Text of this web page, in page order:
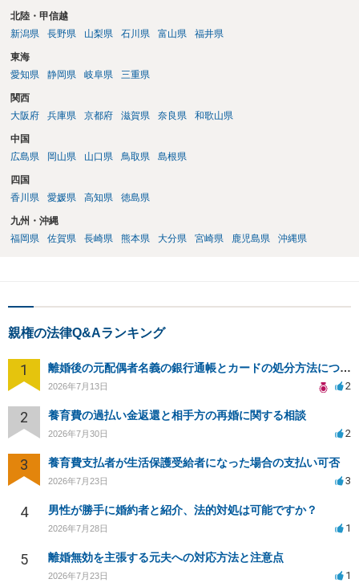
北陸・甲信越
新潟県
長野県 山梨県 石川県 富山県 福井県
東海
愛知県
静岡県 岐阜県 三重県
関西
大阪府
兵庫県 京都府 滋賀県 奈良県 和歌山県
中国
広島県
岡山県 山口県 鳥取県 島根県
四国
香川県
愛媛県 高知県 徳島県
九州・沖縄
福岡県
佐賀県 長崎県 熊本県 大分県 宮崎県 鹿児島県 沖縄県
親権の法律Q&Aランキング
1 離婚後の元配偶者名義の銀行通帳とカードの処分方法について
2026年7月13日 2
2 養育費の過払い金返還と相手方の再婚に関する相談
2026年7月30日 2
3 養育費支払者が生活保護受給者になった場合の支払い可否
2026年7月23日 3
4 男性が勝手に婚約者と紹介、法的対処は可能ですか？
2026年7月28日 1
5 離婚無効を主張する元夫への対応方法と注意点
2026年7月23日 1